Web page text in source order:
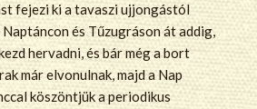
fejezi ki a tavaszi ujjongástól
és Tűzugráson át addig,
hervadni, és bár még a bort
már elvonulnak, majd a Nap
köszöntjük a periodikus